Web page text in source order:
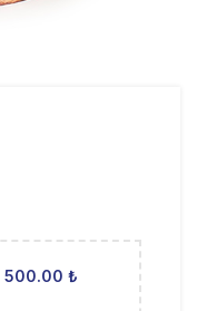
500.00 ₺